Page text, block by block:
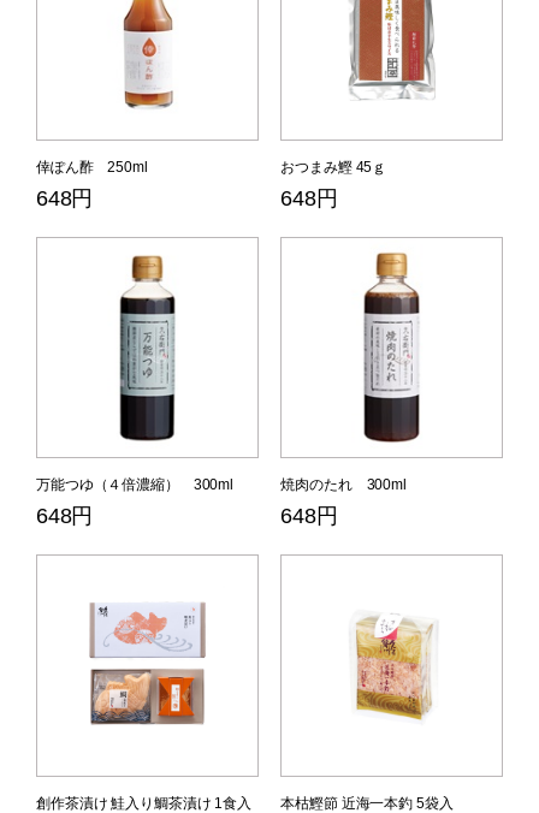
倖ぽん酢 250ml
648円
おつまみ鰹 45ｇ
648円
万能つゆ（４倍濃縮） 300ml
648円
焼肉のたれ 300ml
648円
創作茶漬け 鮭入り鯛茶漬け 1食入 本枯鰹節 近海一本釣 5袋入